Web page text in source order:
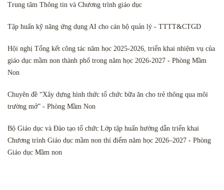
Trung tâm Thông tin và Chương trình giáo dục
Tập huấn kỹ năng ứng dụng AI cho cán bộ quản lý - TTTT&CTGD
Hội nghị Tổng kết công tác năm học 2025-2026, triển khai nhiệm vụ của
giáo dục mầm non thành phố trong năm học 2026-2027 - Phòng Mầm
Non
Chuyên đề “Xây dựng hình thức tổ chức bữa ăn cho trẻ thông qua môi
trường mở” - Phòng Mầm Non
Bộ Giáo dục và Đào tạo tổ chức Lớp tập huấn hướng dẫn triển khai
Chương trình Giáo dục mầm non thí điểm năm học 2026–2027 - Phòng
Giáo dục Mầm non